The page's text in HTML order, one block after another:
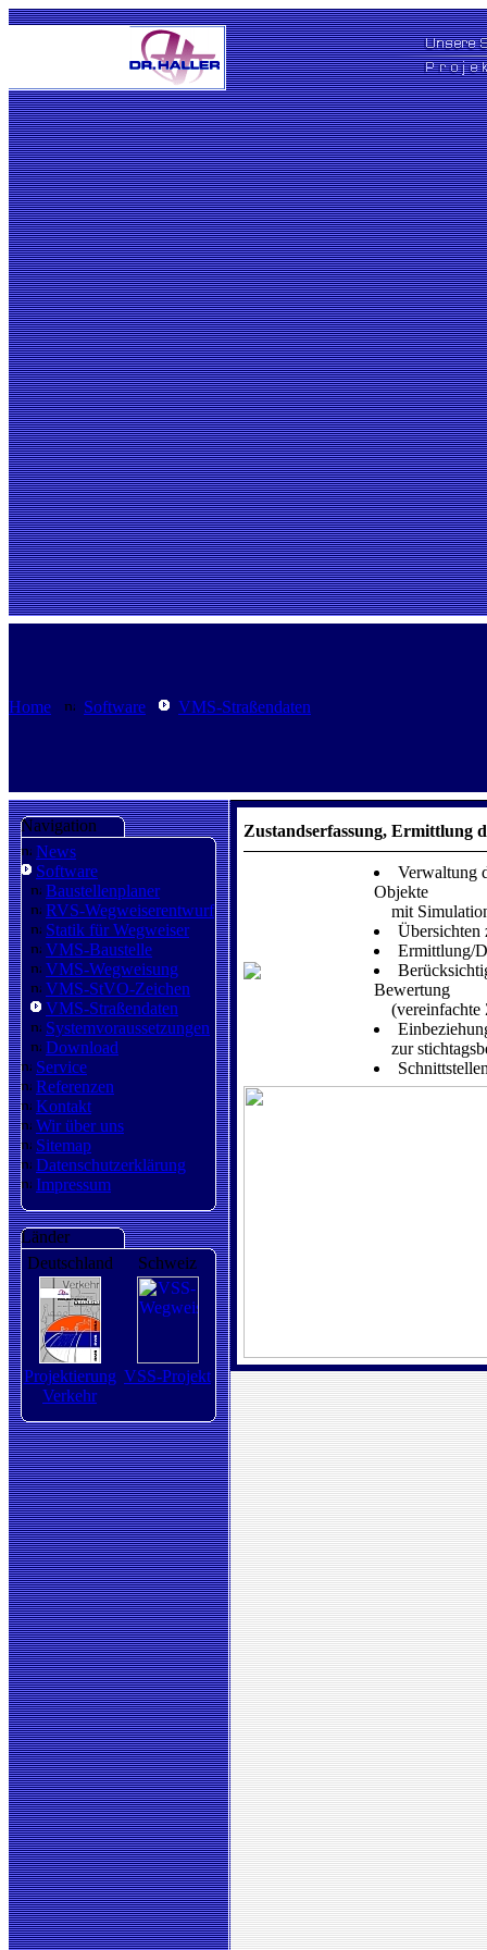
Home Software VMS-Straßendaten
Navigation
News
Software
Baustellenplaner
RVS-Wegweiserentwurf
Statik für Wegweiser
VMS-Baustelle
VMS-Wegweisung
VMS-StVO-Zeichen
VMS-Straßendaten
Systemvoraussetzungen
Download
Service
Referenzen
Kontakt
Wir über uns
Sitemap
Datenschutzerklärung
Impressum
Länder
Deutschland
Projektierung
Verkehr
Schweiz
VSS-Projekt
Zustandserfassung, Ermittlung
Verwaltung
Objekte
mit
Übersichten
Ermittlung/
Bewertung
(vereinfachte
zur